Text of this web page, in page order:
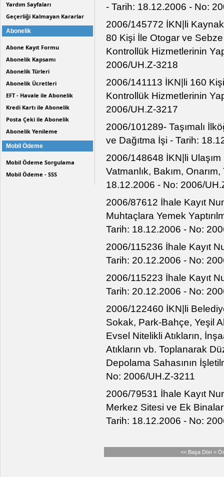
Yardım Sayfaları
Geçerliği Kalmayan Kararlar
Abonelik
Abone Kayıt Formu
Abonelik Kapsamı
Abonelik Türleri
Abonelik Ücretleri
EFT - Havale ile Abonelik
Kredi Kartı ile Abonelik
Posta Çeki ile Abonelik
Abonelik Yenileme
Mobil Ödeme
Mobil Ödeme Sorgulama
Mobil Ödeme - SSS
- Tarih: 18.12.2006 - No:
2006/145772 İKN|li
80 Kişi İle Otogar ve
Kontrollük Hizmetlerinin
2006/UH.Z-3218
2006/141113 İKN|li 160
Kontrollük Hizmetlerinin
2006/UH.Z-3217
2006/101289- Taşımalı
ve Dağıtma İşi - Tarih:
2006/148648 İKN|li Ulaşım
Vatmanlık, Bakım,
18.12.2006 - No: 2006/
2006/87612 İhale Kayıt
Muhtaçlara Yemek
Tarih: 18.12.2006 - No:
2006/115236 İhale Kayıt
Tarih: 20.12.2006 - No:
2006/115223 İhale Kayıt
Tarih: 20.12.2006 - No:
2006/122460 İKN|li
Sokak, Park-Bahçe, Yeşil
Evsel Nitelikli Atıkların,
Atıkların vb. Toplanarak
Depolama Sahasının
No: 2006/UH.Z-3211
2006/79531 İhale Kayıt
Merkez Sitesi ve Ek
Tarih: 18.12.2006 - No:
<< Başa Dön <